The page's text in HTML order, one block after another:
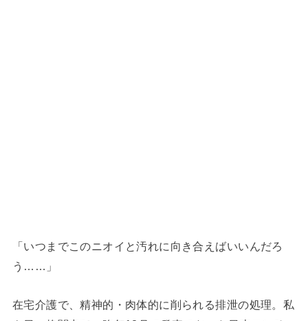
「いつまでこのニオイと汚れに向き合えばいいんだろ
う……」
在宅介護で、精神的・肉体的に削られる排泄の処理。私